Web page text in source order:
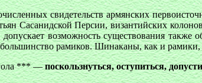
свидетельств армянских
Сасанидской Персии, византийских
возможность существования также
рамиков. Шинаканы, как и рамики,
*** —поскользнуться, оступиться,